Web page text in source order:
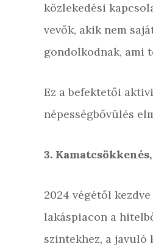
közlekedési
vevők, akik nem
gondolkodnak, ami
Ez a befektetői
népességbővülés
3.
2024 végétől
lakáspiacon a
szintekhez, a